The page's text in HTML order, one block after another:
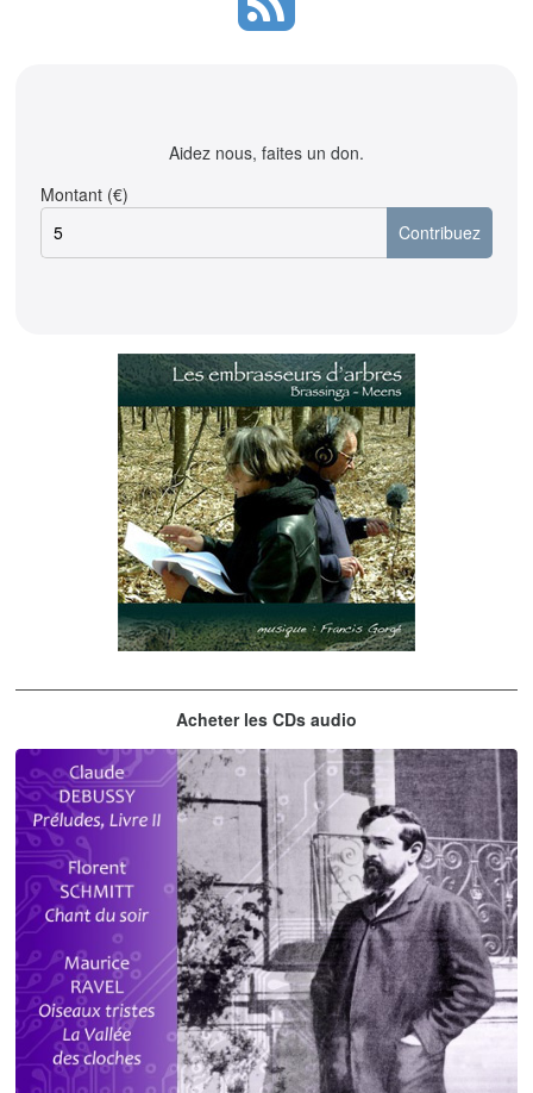
Aidez nous, faites un don.
Montant (€)
Les embrasseurs d'arbres
Acheter les CDs audio